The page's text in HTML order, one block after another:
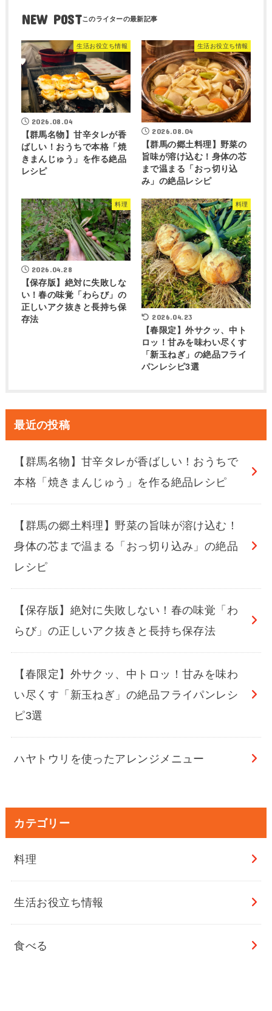
NEW POST
生活お役立ち情報
2026.08.04
【群馬名物】甘辛タレが香
ばしい！おうちで本格「焼
きまんじゅう」を作る絶品
レシピ
生活お役立ち情報
2026.08.04
【群馬の郷土料理】野菜の
旨味が溶け込む！身体の芯
まで温まる「おっ切り込
み」の絶品レシピ
料理
2026.04.28
【保存版】絶対に失敗しな
い！春の味覚「わらび」の
正しいアク抜きと長持ち保
存法
料理
2026.04.23
【春限定】外サクッ、中ト
ロッ！甘みを味わい尽くす
「新玉ねぎ」の絶品フライ
パンレシピ3選
最近の投稿
【群馬名物】甘辛タレが香ばしい！おうちで
本格「焼きまんじゅう」を作る絶品レシピ
【群馬の郷土料理】野菜の旨味が溶け込む！
身体の芯まで温まる「おっ切り込み」の絶品
レシピ
【保存版】絶対に失敗しない！春の味覚「わ
らび」の正しいアク抜きと長持ち保存法
【春限定】外サクッ、中トロッ！甘みを味わ
い尽くす「新玉ねぎ」の絶品フライパンレシ
ピ3選
ハヤトウリを使ったアレンジメニュー
カテゴリー
料理
生活お役立ち情報
食べる